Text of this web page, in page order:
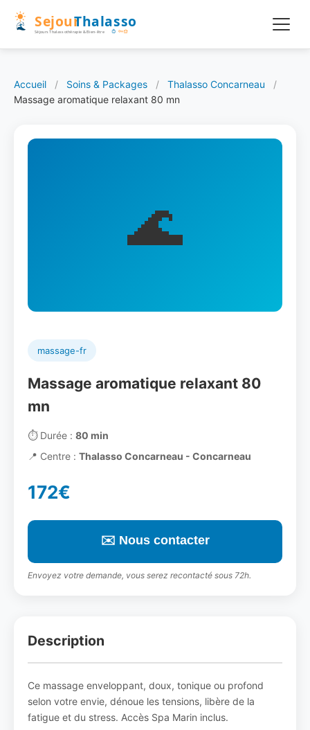
Accueil / Soins & Packages / Thalasso Concarneau
/
Massage aromatique relaxant 80 mn
🌊
massage-fr
Massage aromatique relaxant 80
mn
⏱️Durée : 80 min
📍 Centre : Thalasso Concarneau - Concarneau
172€
✉️ Nous contacter
Envoyez votre demande, vous serez recontacté sous 72h.
Description
Ce massage enveloppant, doux, tonique ou profond
selon votre envie, dénoue les tensions, libère de la
fatigue et du stress. Accès Spa Marin inclus.